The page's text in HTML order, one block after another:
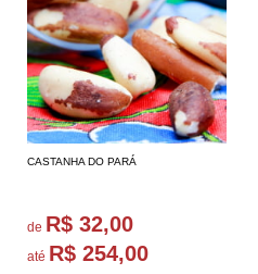
CASTANHA DO PARÁ
de R$ 32,00
até R$ 254,00